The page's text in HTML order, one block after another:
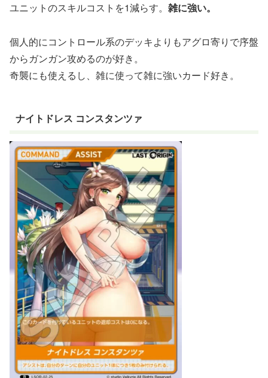
ユニットのスキルコストを1減らす。 雑に強い。
個人的にコントロール系のデッキよりもアグロ寄りで序盤
からガンガン攻めるのが好き。
奇襲にも使えるし、雑に使って雑に強いカード好き。
ナイトドレス コンスタンツァ